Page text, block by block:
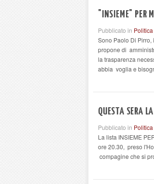
"INSIEME" PER
Pubblicato in
Sono Paolo Di Pirro,
propone di
la trasparenza
abbia voglia e
QUESTA SERA
Pubblicato in
La lista INSIEME
ore 20.30, preso
compagine che si